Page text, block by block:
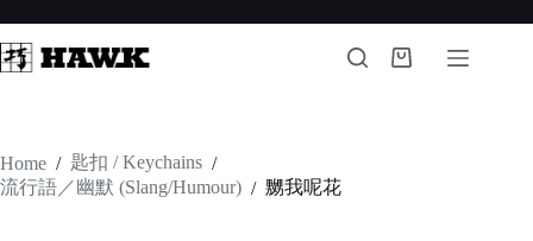
to
content
Shopping
Home / 匙扣 / Keychains /
流行語／幽默 (Slang/Humour) / 嬲我呢花